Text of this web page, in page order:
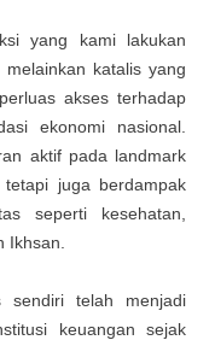
yang kami lakukan
katalis yang
akses terhadap
ekonomi nasional.
aktif pada landmark
juga berdampak
seperti kesehatan,
Ikhsan.
sendiri telah menjadi
keuangan sejak